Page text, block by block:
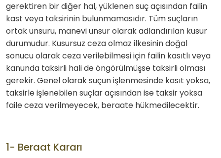
gerektiren bir diğer hal, yüklenen suç açısından failin
kast veya taksirinin bulunmamasıdır. Tüm suçların
ortak unsuru, manevi unsur olarak adlandırılan kusur
durumudur. Kusursuz ceza olmaz ilkesinin doğal
sonucu olarak ceza verilebilmesi için failin kasıtlı veya
kanunda taksirli hali de öngörülmüşse taksirli olması
gerekir. Genel olarak suçun işlenmesinde kasıt yoksa,
taksirle işlenebilen suçlar açısından ise taksir yoksa
faile ceza verilmeyecek, beraate hükmedilecektir.
1- Beraat Kararı